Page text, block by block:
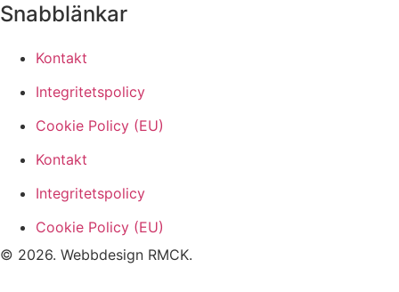
Snabblänkar
Kontakt
Integritetspolicy
Cookie Policy (EU)
Kontakt
Integritetspolicy
Cookie Policy (EU)
© 2026. Webbdesign RMCK.